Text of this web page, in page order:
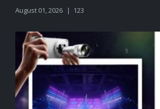
August 01, 2026 123